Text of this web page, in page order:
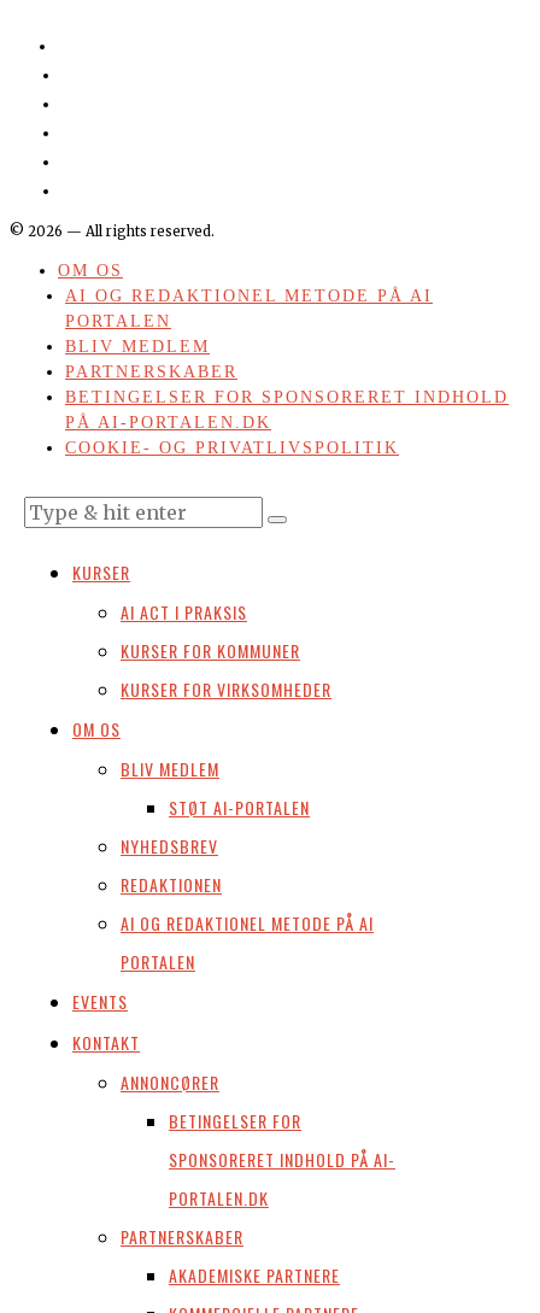
© 2026 — All rights reserved.
OM OS
AI OG REDAKTIONEL METODE PÅ AI
PORTALEN
BLIV MEDLEM
PARTNERSKABER
BETINGELSER FOR SPONSORERET INDHOLD
PÅ AI-PORTALEN.DK
COOKIE- OG PRIVATLIVSPOLITIK
KURSER
AI ACT I PRAKSIS
KURSER FOR KOMMUNER
KURSER FOR VIRKSOMHEDER
OM OS
BLIV MEDLEM
STØT AI-PORTALEN
NYHEDSBREV
REDAKTIONEN
AI OG REDAKTIONEL METODE PÅ AI
PORTALEN
EVENTS
KONTAKT
ANNONCØRER
BETINGELSER FOR
SPONSORERET INDHOLD PÅ AI-
PORTALEN.DK
PARTNERSKABER
AKADEMISKE PARTNERE